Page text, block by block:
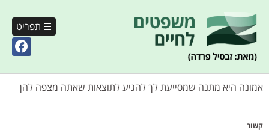
☰ תפריט
אמונה היא מתנה שמסייעת לך להגיע לתוצאות שאתה מצפה להן
קשור